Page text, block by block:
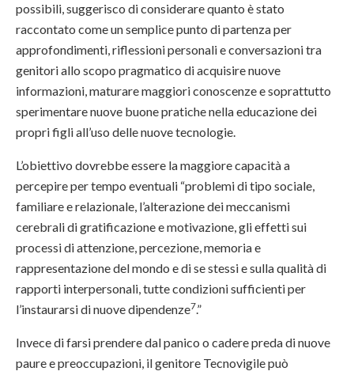
possibili, suggerisco di considerare quanto è stato
raccontato come un semplice punto di partenza per
approfondimenti, riflessioni personali e conversazioni tra
genitori allo scopo pragmatico di acquisire nuove
informazioni, maturare maggiori conoscenze e soprattutto
sperimentare nuove buone pratiche nella educazione dei
propri figli all’uso delle nuove tecnologie.
L’obiettivo dovrebbe essere la maggiore capacità a
percepire per tempo eventuali “problemi di tipo sociale,
familiare e relazionale, l’alterazione dei meccanismi
cerebrali di gratificazione e motivazione, gli effetti sui
processi di attenzione, percezione, memoria e
rappresentazione del mondo e di se stessi e sulla qualità di
rapporti interpersonali, tutte condizioni sufficienti per
l’instaurarsi di nuove dipendenze7.”
Invece di farsi prendere dal panico o cadere preda di nuove
paure e preoccupazioni, il genitore Tecnovigile può